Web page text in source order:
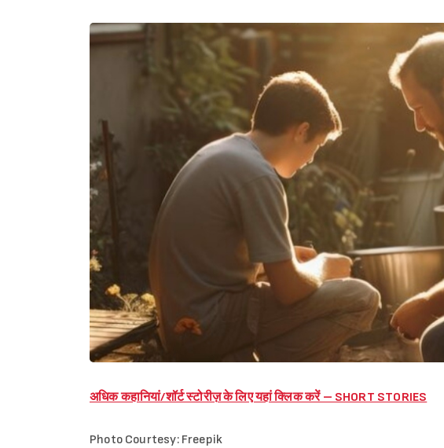
अधिक कहानियां/शॉर्ट स्टोरीज़ के लिए यहां क्लिक करें – SHORT STORIES
Photo Courtesy: Freepik